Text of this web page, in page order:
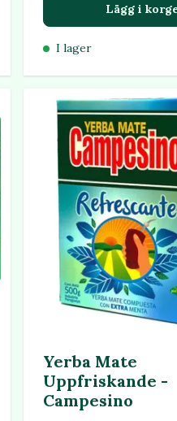
Lägg i
I lager
Yerba Mate
Uppfriskande -
Campesino